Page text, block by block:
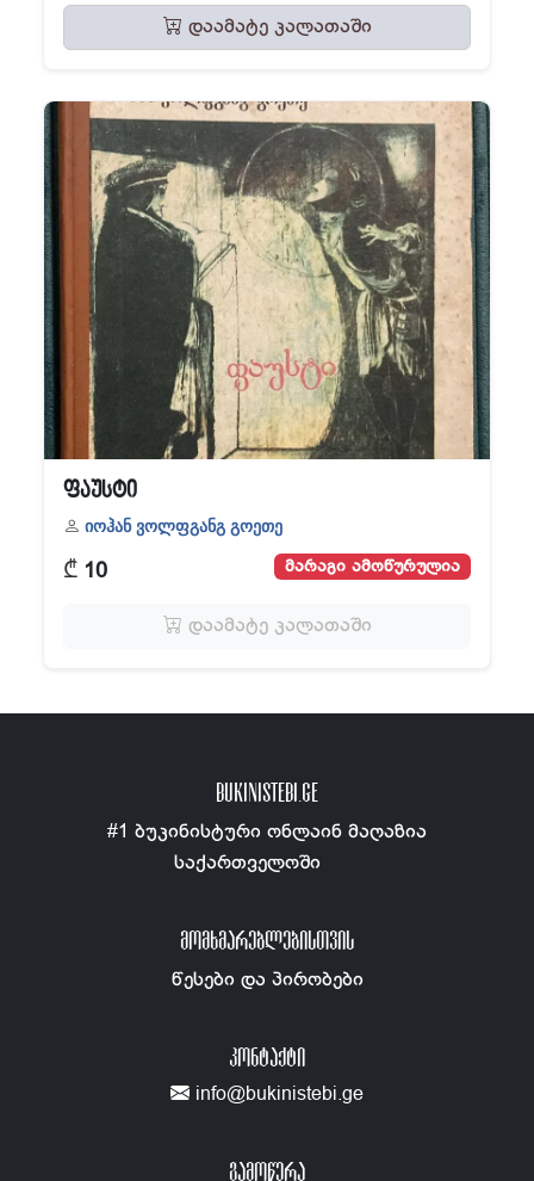
დაამატე კალათაში
ფაუსტი
იოჰან ვოლფგანგ გოეთე
₾ 10 მარაგი ამოწურულია
დაამატე კალათაში
BUKINISTEBI.GE
#1 ბუკინისტური ონლაინ მაღაზია
საქართველოში
ᲛᲝᲛᲮᲛᲐᲠᲔᲑᲚᲔᲑᲘᲡᲗᲕᲘᲡ
წესები და პირობები
ᲙᲝᲜᲢᲐᲥᲢᲘ
info@bukinistebi.ge
გამოწერა